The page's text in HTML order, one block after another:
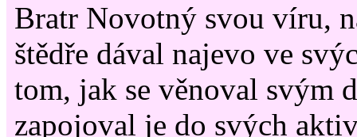
Bratr Novotný svou víru,
štědře dával najevo ve
tom, jak se věnoval svým
zapojoval je do svých